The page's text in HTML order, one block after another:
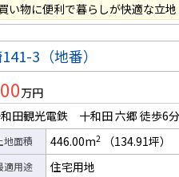
買い物に便利で暮らしが快適な立
3（地番）
万円
田観光電鉄 十和田 六郷 徒歩6分
地面積 446.00m2 （134.91坪）
適用途
住宅用地